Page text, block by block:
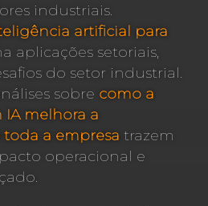
industriais.
artificial para
aplicações setoriais,
do setor industrial.
sobre como a
melhora a
a empresa trazem
operacional e